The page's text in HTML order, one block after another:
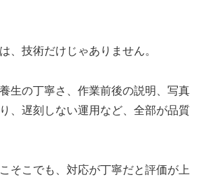
、技術だけじゃありません。
生の丁寧さ、作業前後の説明、写真
、遅刻しない運用など、全部が品質
そこでも、対応が丁寧だと評価が上